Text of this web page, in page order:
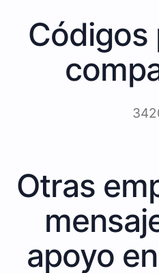
Códigos
Otras
apoyo